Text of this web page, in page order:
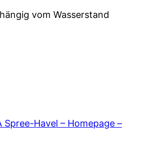
vom Wasserstand
Spree-Havel – Homepage –